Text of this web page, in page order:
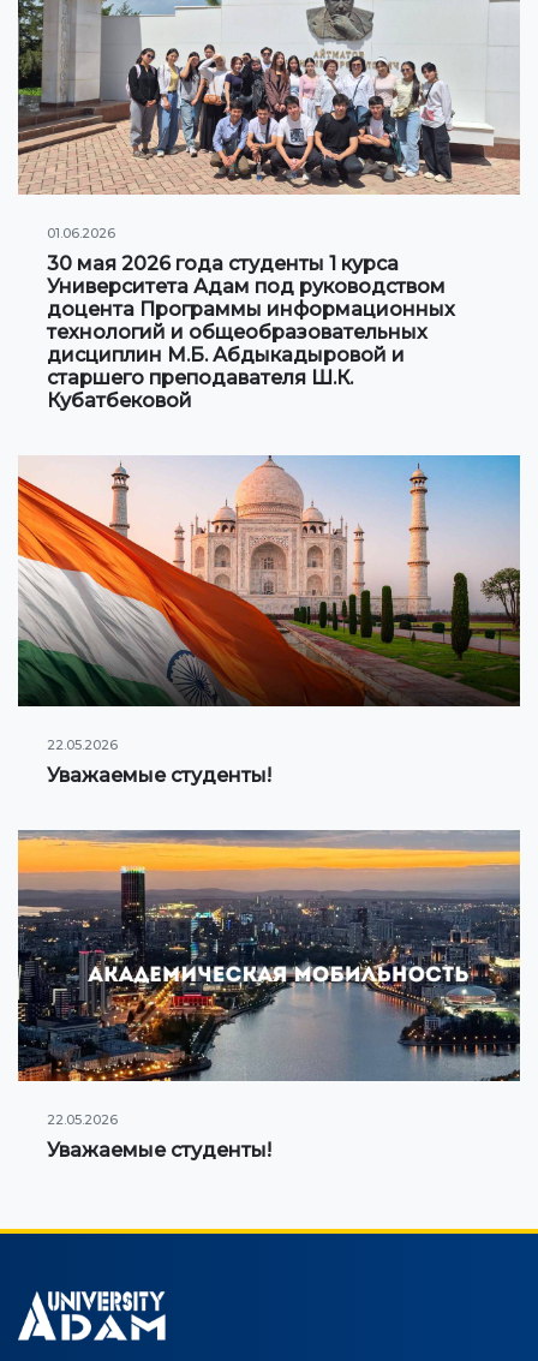
01.06.2026
30 мая 2026 года студенты 1 курса
Университета Адам под руководством
доцента Программы информационных
технологий и общеобразовательных
дисциплин М.Б. Абдыкадыровой и
старшего преподавателя Ш.К.
Кубатбековой
22.05.2026
Уважаемые студенты!
22.05.2026
Уважаемые студенты!